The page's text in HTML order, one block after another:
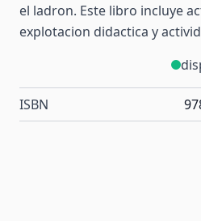
el ladron. Este libro incluye
explotacion didactica y
ISBN